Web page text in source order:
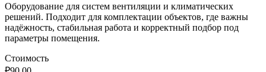
Оборудование для систем вентиляции и климатических
решений. Подходит для комплектации объектов, где важны
надёжность, стабильная работа и корректный подбор под
параметры помещения.
Стоимость